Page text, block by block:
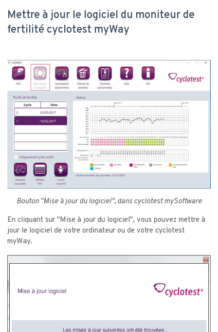
Mettre à jour le logiciel du moniteur de
fertilité cyclotest myWay
Bouton "Mise à jour du logiciel", dans cyclotest mySoftware
En cliquant sur "Mise à jour du logiciel", vous pouvez mettre à
jour le logiciel de votre ordinateur ou de votre cyclotest
myWay.